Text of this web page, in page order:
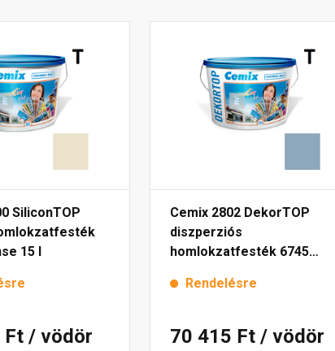
SiliconTOP
15 l
Ft / vödör
Cemix 2802 DekorTOP
diszperziós
homlokzatfesték 6745
Rendelésre
70 415 Ft / vödör